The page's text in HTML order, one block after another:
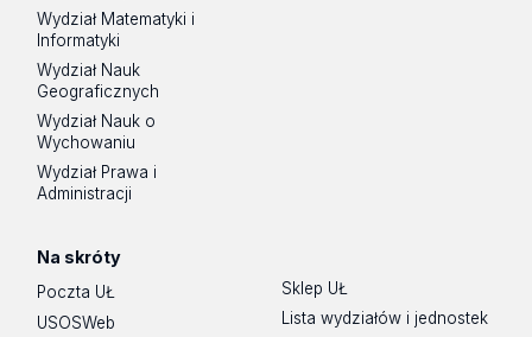
Wydział Matematyki i
Informatyki
Wydział Nauk
Geograficznych
Wydział Nauk o
Wychowaniu
Wydział Prawa i
Administracji
Na skróty
Poczta UŁ
USOSWeb
Sklep UŁ
Lista wydziałów i jednostek